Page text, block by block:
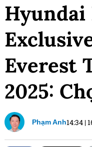
Hyundai
Everest
2025:
Phạm Anh14:34 |